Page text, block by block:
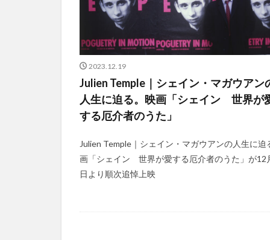
2023.12.19
Julien Temple｜シェイン・マガウアン
人生に迫る。映画「シェイン 世界が
する厄介者のうた」
Julien Temple｜シェイン・マガウアンの人生に迫
画「シェイン 世界が愛する厄介者のうた」が12
日より順次追悼上映